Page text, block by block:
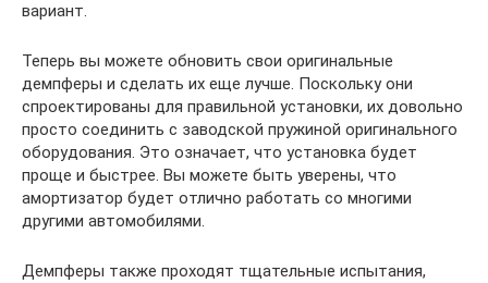
вариант.
Теперь вы можете обновить свои оригинальные
демпферы и сделать их еще лучше. Поскольку они
спроектированы для правильной установки, их довольно
просто соединить с заводской пружиной оригинального
оборудования. Это означает, что установка будет
проще и быстрее. Вы можете быть уверены, что
амортизатор будет отлично работать со многими
другими автомобилями.
Демпферы также проходят тщательные испытания,